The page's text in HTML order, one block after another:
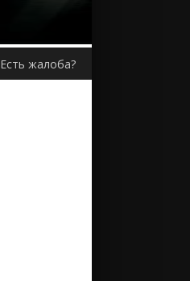
Есть жалоба?